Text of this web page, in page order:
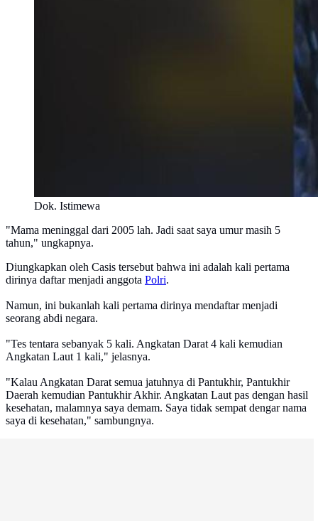
Dok. Istimewa
"Mama meninggal dari 2005 lah. Jadi saat saya umur masih 5
tahun," ungkapnya.
Diungkapkan oleh Casis tersebut bahwa ini adalah kali pertama
dirinya daftar menjadi anggota Polri.
Namun, ini bukanlah kali pertama dirinya mendaftar menjadi
seorang abdi negara.
"Tes tentara sebanyak 5 kali. Angkatan Darat 4 kali kemudian
Angkatan Laut 1 kali," jelasnya.
"Kalau Angkatan Darat semua jatuhnya di Pantukhir, Pantukhir
Daerah kemudian Pantukhir Akhir. Angkatan Laut pas dengan hasil
kesehatan, malamnya saya demam. Saya tidak sempat dengar nama
saya di kesehatan," sambungnya.